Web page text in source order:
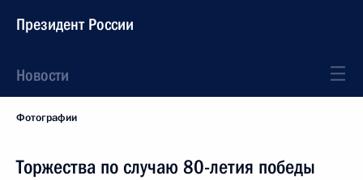
Президент России
Новости
Фотографии
Торжества по случаю 80-летия победы